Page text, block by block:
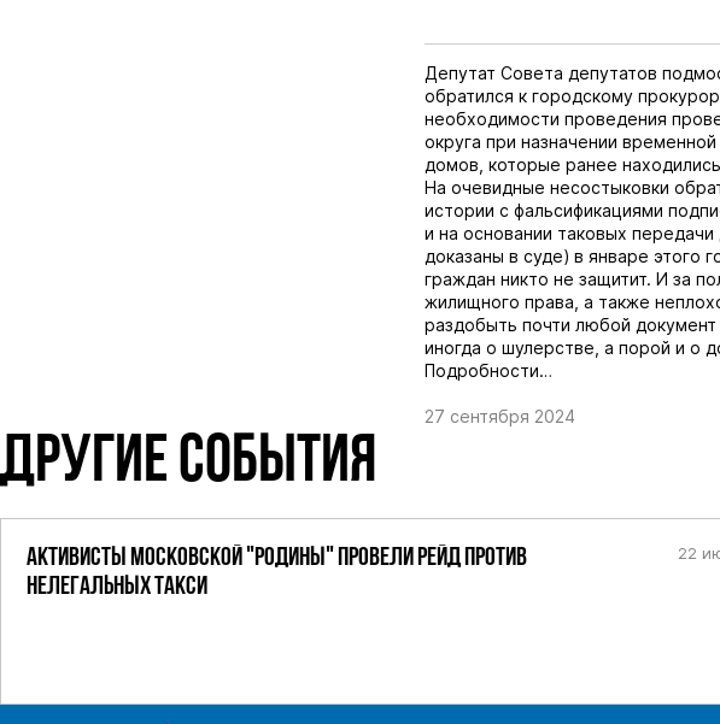
Депутат Совета депутатов
обратился к городскому
необходимости проведения
округа при назначении
домов, которые ранее
На очевидные несостыковки
истории с фальсификациями
и на основании таковых
доказаны в суде) в январе этого
граждан никто не защитит. И за
жилищного права, а также
раздобыть почти любой
иногда о шулерстве, а порой и о
Подробности…
27 сентября 2024
ДРУГИЕ СОБЫТИЯ
АКТИВИСТЫ МОСКОВСКОЙ "РОДИНЫ" ПРОВЕЛИ РЕЙД ПРОТИВ
НЕЛЕГАЛЬНЫХ ТАКСИ
22